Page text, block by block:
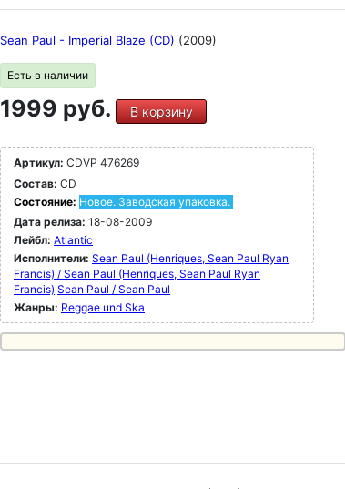
Sean Paul - Imperial Blaze (CD) (2009)
Есть в наличии
1999 руб. В корзину
Артикул: CDVP 476269
Состав: CD
Состояние: Новое. Заводская упаковка.
Дата релиза: 18-08-2009
Лейбл: Atlantic
Исполнители: Sean Paul (Henriques, Sean Paul Ryan
Francis) / Sean Paul (Henriques, Sean Paul Ryan
Francis) Sean Paul / Sean Paul
Жанры: Reggae und Ska